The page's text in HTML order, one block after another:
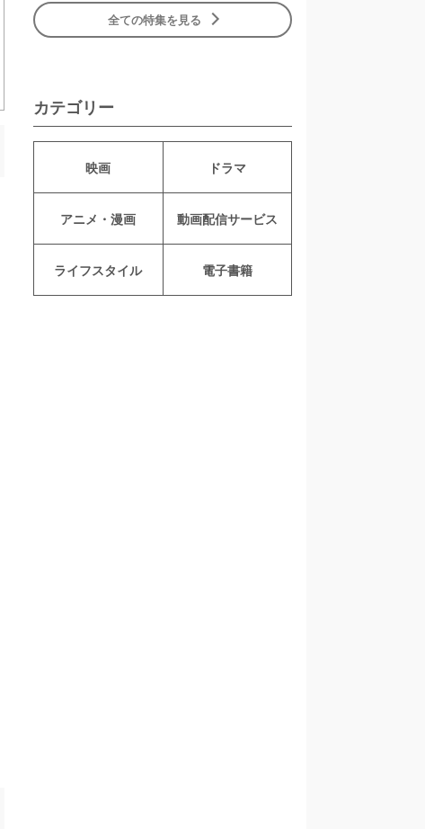
全ての特集を見る
カテゴリー
映画 ドラマ
アニメ・漫画 動画配信サービス
ライフスタイル 電子書籍